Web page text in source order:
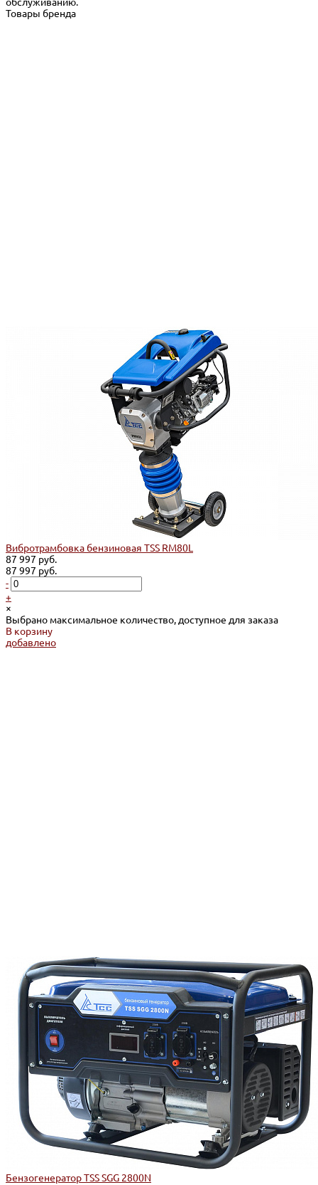
Товары бренда
Вибротрамбовка бензиновая TSS RM80L
87 997 руб.
87 997 руб.
-
+
×
Выбрано максимальное количество, доступное для заказа
В корзину
добавлено
Бензогенератор TSS SGG 2800N